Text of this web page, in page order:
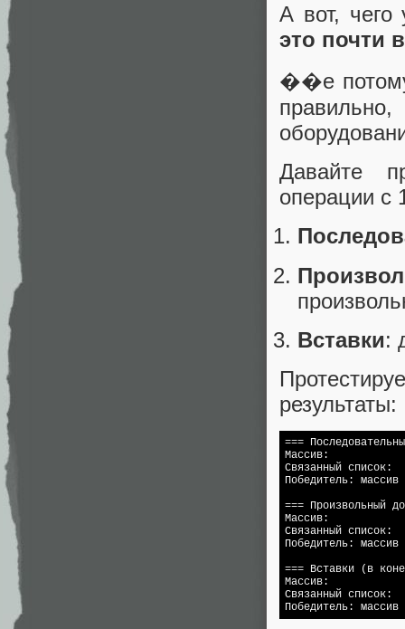
А вот, чего
это почти
��е
Давайте
операции с
Вставки:
результаты:
===
Массив:
Связанный список:
Победитель:
=== Произвольный
Массив:
Связанный список:
Победитель:
=== Вставки (в
Массив:
Связанный список:
Победитель: